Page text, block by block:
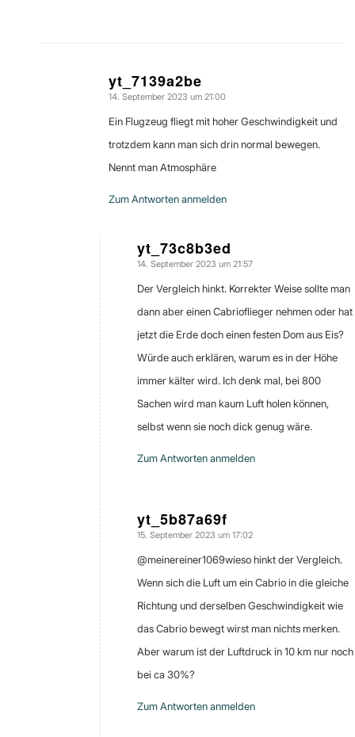
yt_7139a2be
sagte:
14. September 2023 um 21:00
Ein Flugzeug fliegt mit hoher Geschwindigkeit und
trotzdem kann man sich drin normal bewegen.
Nennt man Atmosphäre
Zum Antworten anmelden
yt_73c8b3ed
sagte:
14. September 2023 um 21:57
Der Vergleich hinkt. Korrekter Weise sollte man
dann aber einen Cabrioflieger nehmen oder hat
jetzt die Erde doch einen festen Dom aus Eis?
Würde auch erklären, warum es in der Höhe
immer kälter wird. Ich denk mal, bei 800
Sachen wird man kaum Luft holen können,
selbst wenn sie noch dick genug wäre.
Zum Antworten anmelden
yt_5b87a69f
sagte:
15. September 2023 um 17:02
​@meinereiner1069wieso hinkt der Vergleich.
Wenn sich die Luft um ein Cabrio in die gleiche
Richtung und derselben Geschwindigkeit wie
das Cabrio bewegt wirst man nichts merken.
Aber warum ist der Luftdruck in 10 km nur noch
bei ca 30%?
Zum Antworten anmelden